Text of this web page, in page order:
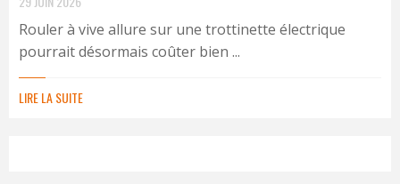
Rouler à vive allure sur une trottinette électrique
pourrait désormais coûter bien ...
LIRE LA SUITE